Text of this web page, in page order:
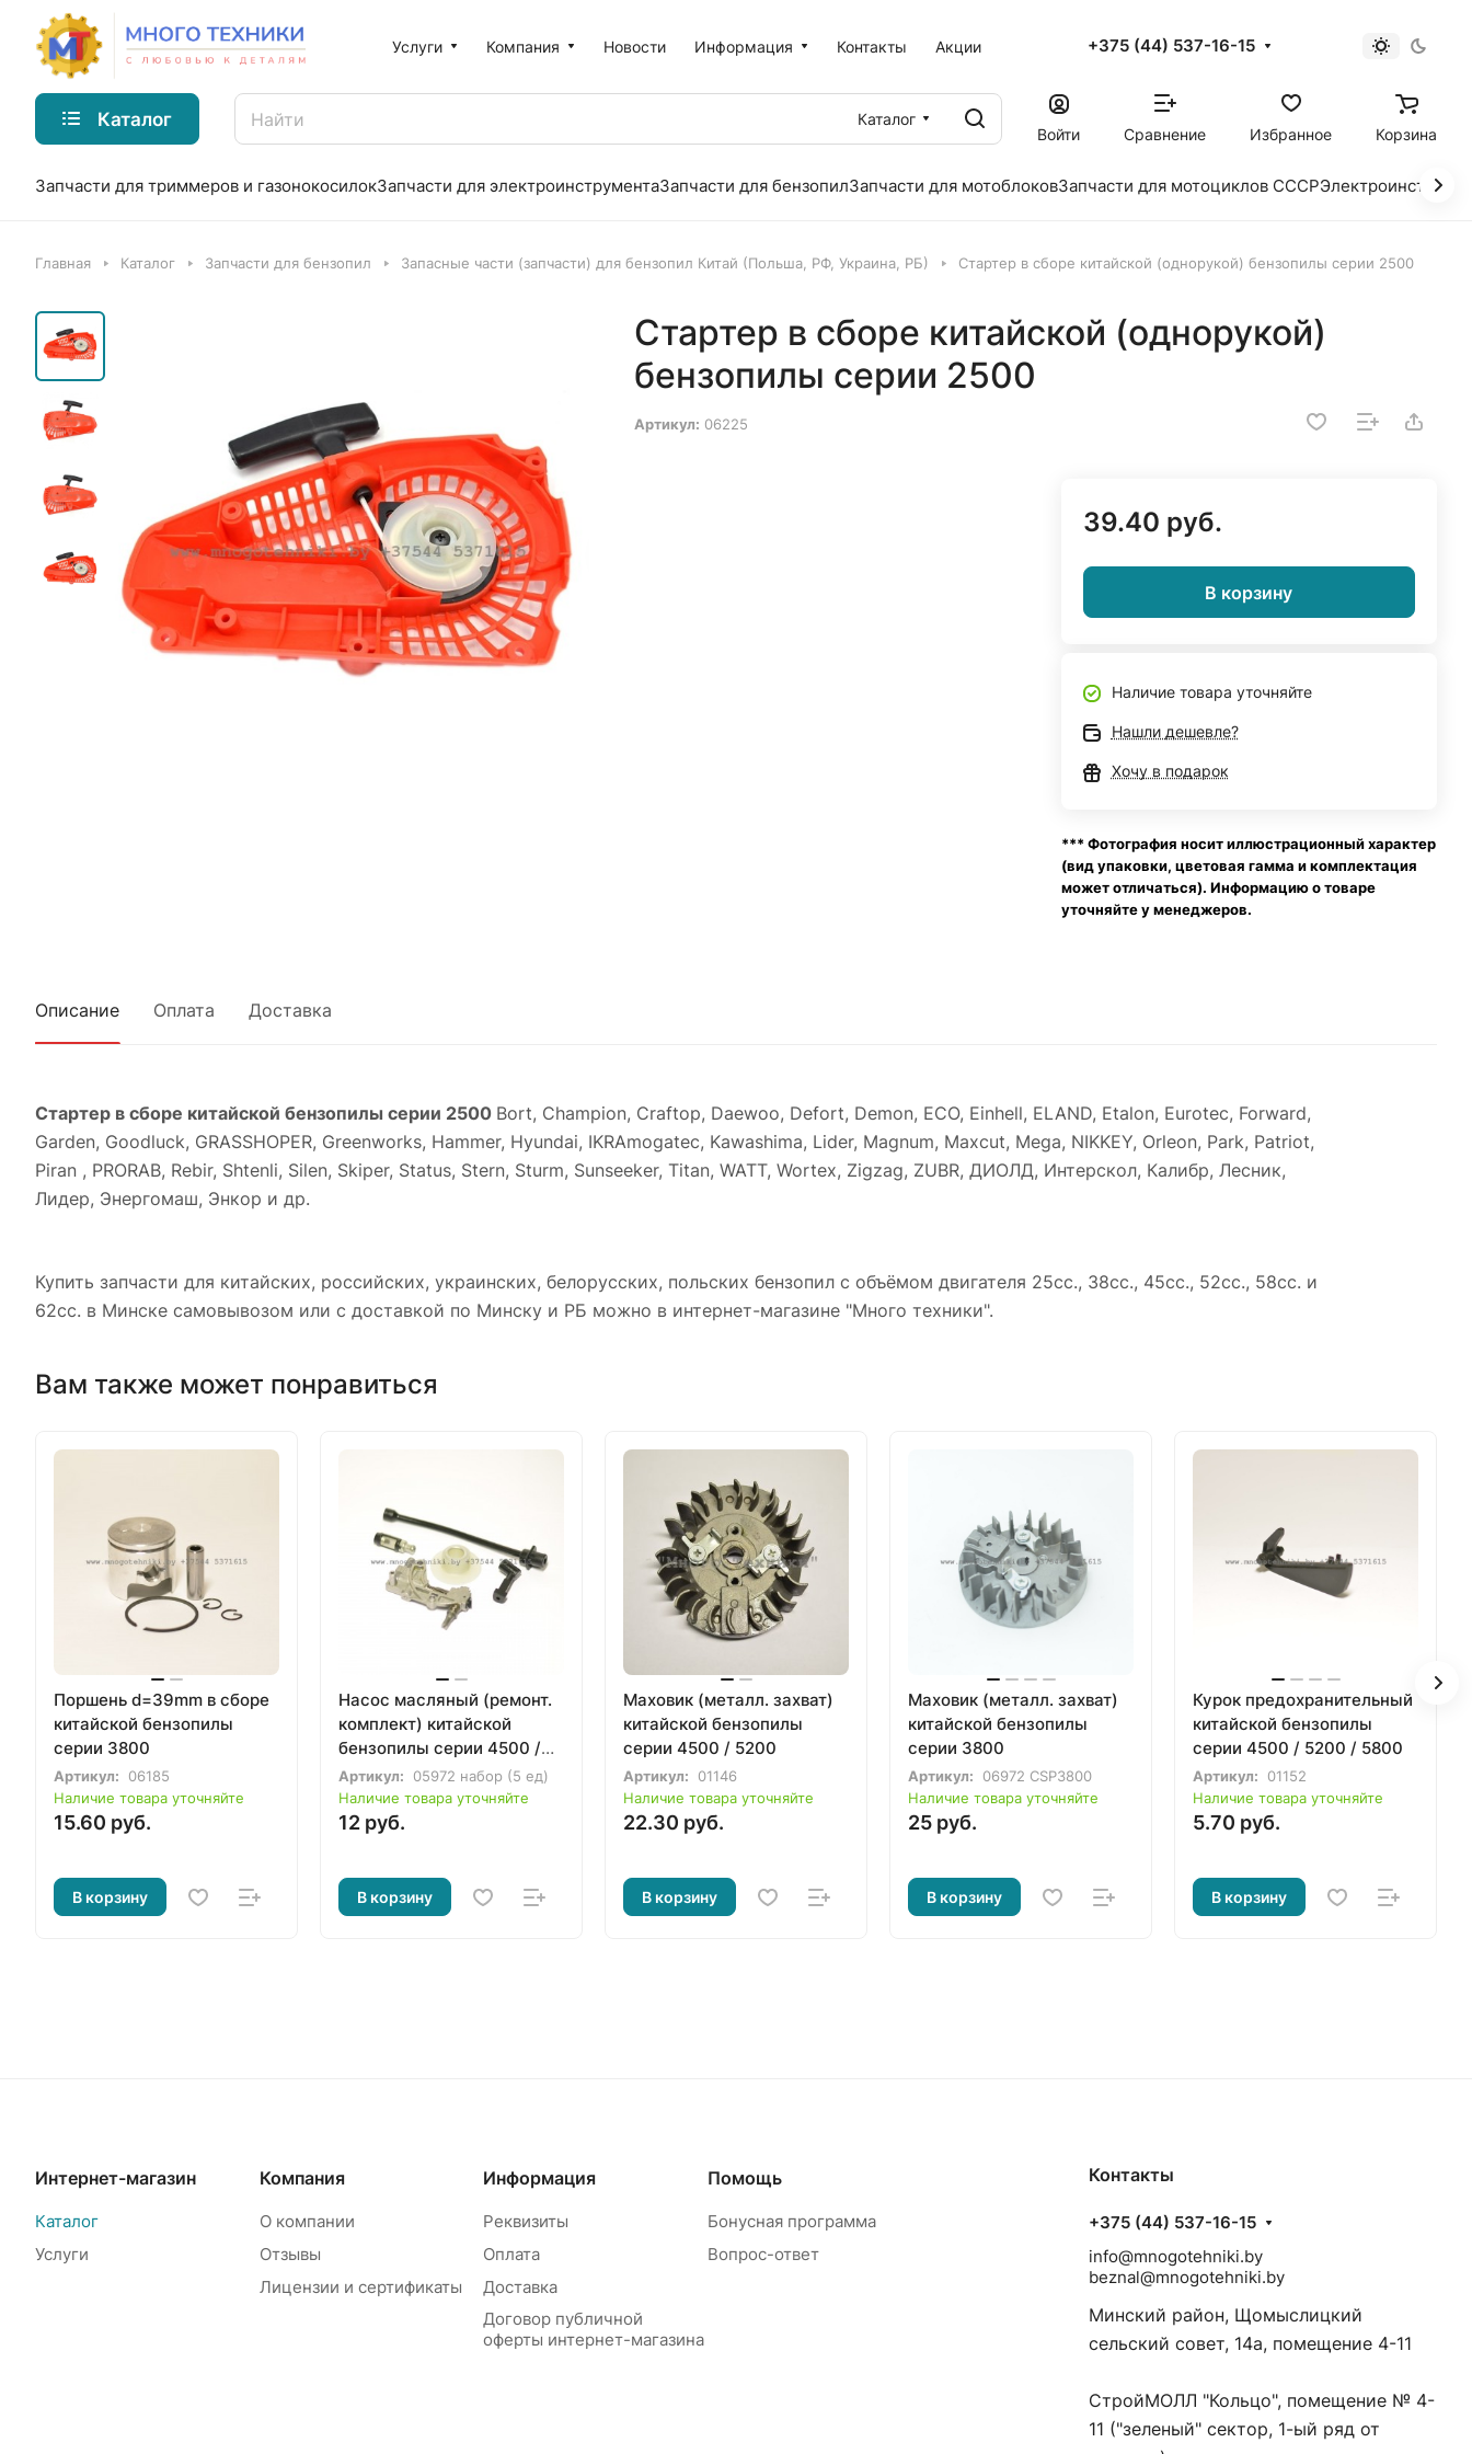
Услуги Компания Новости Информация Контакты Акции +375 (44) 537-16-15
Каталог
Каталог
Войти
Сравнение Избранное Корзина
Запчасти для триммеров и газонокосилокЗапчасти для электроинструментаЗапчасти для бензопилЗапчасти для мотоблоковЗапчасти для мотоциклов СССР
Главная Каталог Запчасти для бензопил Запасные части (запчасти) для бензопил Китай (Польша, РФ, Украина, РБ) Стартер в сборе китайской (однорукой) бензопилы серии 2500
Стартер в сборе китайской (однорукой)
бензопилы серии 2500
Артикул: 06225
39.40 руб.
В корзину
Наличие товара уточняйте
Нашли дешевле?
Хочу в подарок
*** Фотография носит иллюстрационный характер
(вид упаковки, цветовая гамма и комплектация
может отличаться). Информацию о товаре
уточняйте у менеджеров.
Описание Оплата Доставка
Стартер в сборе китайской бензопилы серии 2500 Bort, Champion, Craftop, Daewoo, Defort, Demon, ECO, Einhell, ELAND, Etalon, Eurotec, Forward,
Garden, Goodluck, GRASSHOPER, Greenworks, Hammer, Hyundai, IKRAmogatec, Kawashima, Lider, Magnum, Maxcut, Mega, NIKKEY, Orleon, Park, Patriot,
Piran , PRORAB, Rebir, Shtenli, Silen, Skiper, Status, Stern, Sturm, Sunseeker, Titan, WATT, Wortex, Zigzag, ZUBR, ДИОЛД, Интерскол, Калибр, Лесник,
Лидер, Энергомаш, Энкор и др.
Купить запчасти для китайских, российских, украинских, белорусских, польских бензопил с объёмом двигателя 25сс., 38сс., 45сс., 52сс., 58сс. и
62сс. в Минске самовывозом или с доставкой по Минску и РБ можно в интернет-магазине "Много техники".
Вам также может понравиться
Поршень d=39mm в сборе
китайской бензопилы
серии 3800
Артикул:
06185
Наличие товара уточняйте
15.60 руб.
В корзину
Насос масляный (ремонт.
комплект) китайской
бензопилы серии 4500 /
5200
Артикул:
05972 набор (5 ед)
Наличие товара уточняйте
12 руб.
В корзину
Маховик (металл. захват)
китайской бензопилы
серии 4500 / 5200
Артикул:
01146
Наличие товара уточняйте
22.30 руб.
В корзину
Маховик (металл. захват)
китайской бензопилы
серии 3800
Артикул:
06972 CSP3800
Наличие товара уточняйте
25 руб.
В корзину
Курок предохранительный
китайской бензопилы
серии 4500 / 5200 / 5800
Артикул:
01152
Наличие товара уточняйте
5.70 руб.
В корзину
Интернет-магазин
Каталог
Услуги
Компания
О компании
Отзывы
Лицензии и сертификаты
Информация
Реквизиты
Оплата
Доставка
Договор публичной
оферты интернет-магазина
Помощь
Бонусная программа
Вопрос-ответ
Контакты
+375 (44) 537-16-15
info@mnogotehniki.by
beznal@mnogotehniki.by
Минский район, Щомыслицкий
сельский совет, 14а, помещение 4-11
СтройМОЛЛ "Кольцо", помещение № 4-
11 ("зеленый" сектор, 1-ый ряд от